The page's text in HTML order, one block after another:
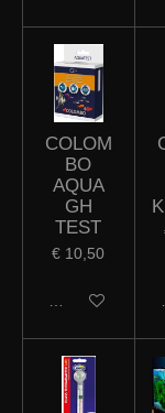
COLOM
BO
AQUA
GH
TEST
€ 10,50
In winkelwagen